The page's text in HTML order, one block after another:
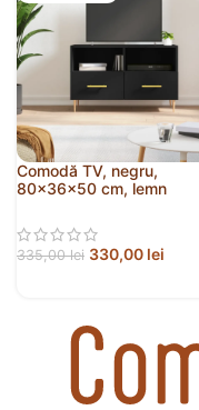
Comodă TV, negru,
80x36x50 cm, lemn
335,00lei 330,00 lei